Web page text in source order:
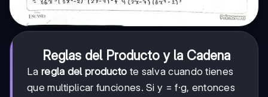
Reglas del Producto y la Cadena
La regla del producto te salva cuando tienes
que multiplicar funciones. Si y = f·g, entonces